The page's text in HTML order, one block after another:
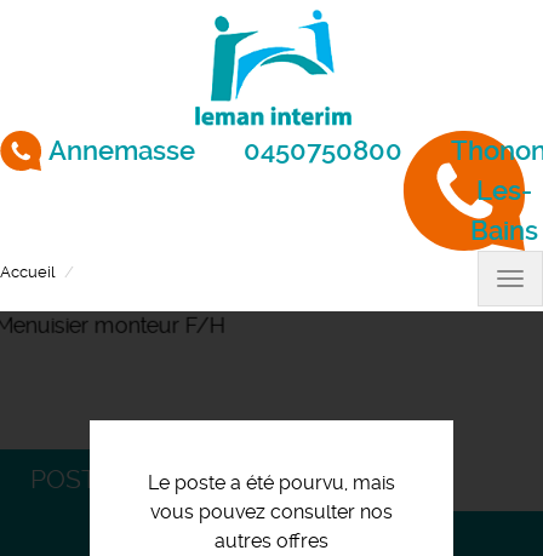
Annemasse 0450750800
Les-
Bains
Accueil
Le poste a été pourvu, mais
vous pouvez consulter nos
autres offres
POSTULEZ